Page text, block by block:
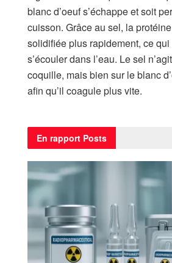
blanc d’oeuf s’échappe et soit
cuisson. Grâce au sel, la
solidifiée plus rapidement, ce qui
s’écouler dans l’eau. Le sel
coquille, mais bien sur le blanc
afin qu’il coagule plus vite.
En rapport Posts